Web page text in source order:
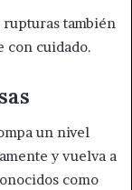
también
con cuidado.
un nivel
y vuelva a
como